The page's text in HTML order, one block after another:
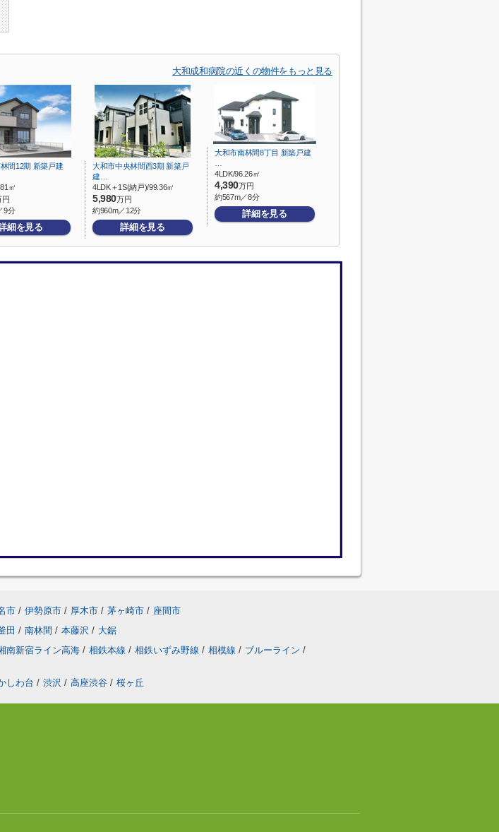
大和成和病院の近くの物件をもっと見る
間12期 新築戸建
㎡
円
9分
細を見る
大和市中央林間西3期 新築戸
建…
4LDK＋1S(納戸)/99.36㎡
5,980万円
約960m／12分
詳細を見る
大和市南林間8丁目 新築戸建
4LDK/96.26㎡
4,390万円
約567m／8分
詳細を見る
市 / 伊勢原市 / 厚木市 / 茅ヶ崎市 / 座間市
田 / 南林間 / 本藤沢 / 大鋸
南新宿ライン高海 / 相鉄本線 / 相鉄いずみ野線 / 相模線 / ブルーライン /
しわ台 / 渋沢 / 高座渋谷 / 桜ヶ丘